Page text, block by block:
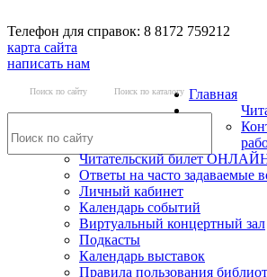
Телефон для справок: 8 8172 759212
карта сайта
написать нам
Поиск по сайту Поиск по каталогу Главная
Читательский билет
Ответы на часто задаваемые
Личный кабинет
Календарь событий
Виртуальный концертный зал
Подкасты
Календарь выставок
Правила пользования